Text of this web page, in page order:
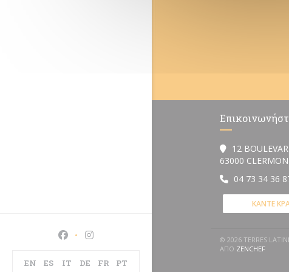
Facebook ((ανοίγει σε νέο παράθυρο))
Instagram ((ανοίγει σε νέο παράθυρο))
EN ES IT DE FR PT
12
63000
04 73 34 36
ΚΆΝΤΕ
© 2026 TERRES
ΑΠΌ ZENCHEF